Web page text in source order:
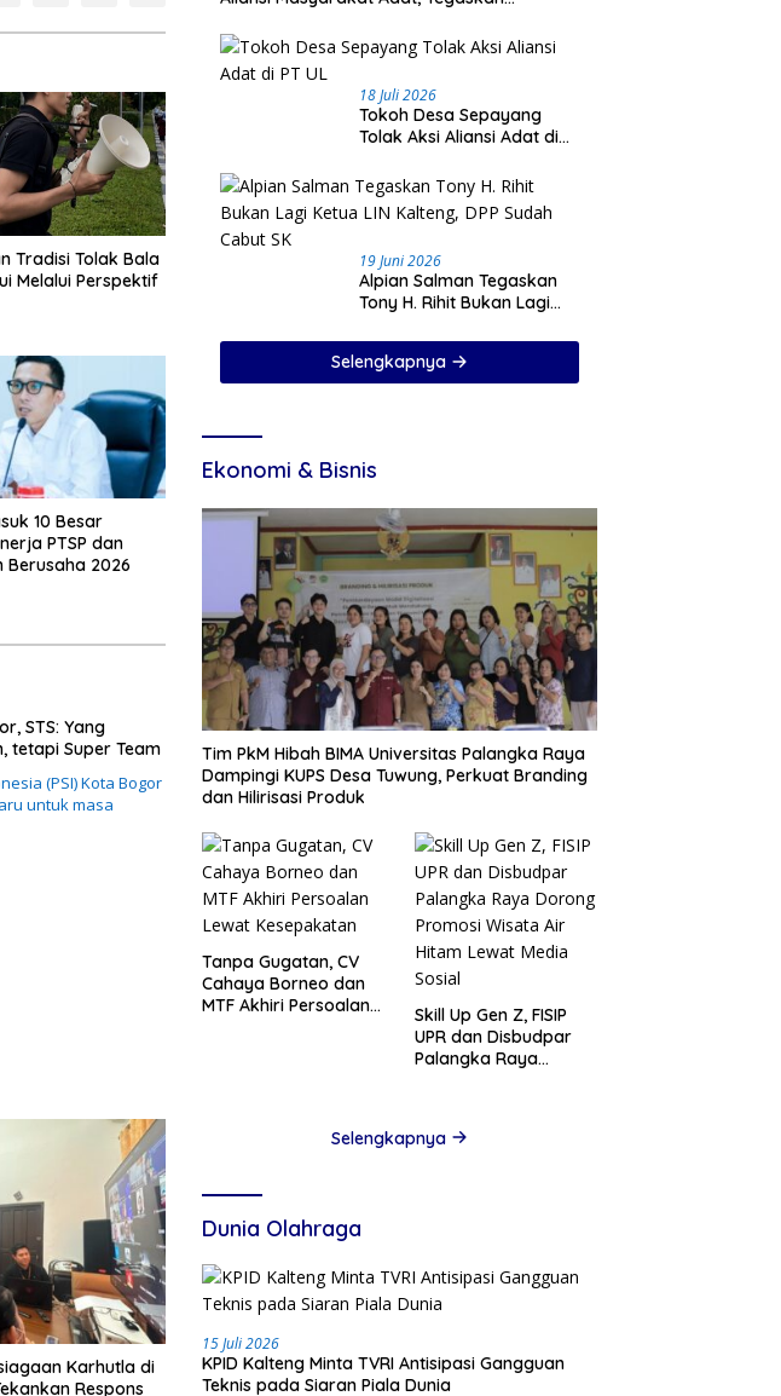
Tradisi Tolak Bala
Melalui Perspektif
10 Besar
PTSP dan
Berusaha 2026
STS: Yang
tetapi Super Team
(PSI) Kota Bogor
untuk masa
Karhutla di
Respons
18 Juli 2026
Tokoh Desa Sepayang
Tolak Aksi Aliansi Adat di
19 Juni 2026
Alpian Salman Tegaskan
Tony H. Rihit Bukan Lagi
Sudah Cabut SK
Selengkapnya
Ekonomi & Bisnis
Tim PkM Hibah BIMA Universitas Palangka Raya
Dampingi KUPS Desa Tuwung, Perkuat Branding
dan Hilirisasi Produk
Tanpa Gugatan, CV
Cahaya Borneo dan
MTF Akhiri Persoalan
Skill Up Gen Z, FISIP
UPR dan Disbudpar
Palangka Raya
Selengkapnya
Dunia Olahraga
15 Juli 2026
KPID Kalteng Minta TVRI Antisipasi Gangguan
Teknis pada Siaran Piala Dunia